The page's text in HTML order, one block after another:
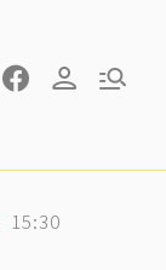
15:30